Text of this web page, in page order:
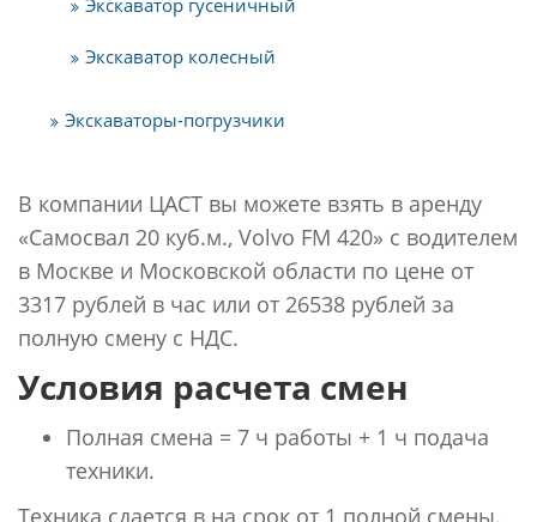
Экскаватор колесный
Экскаваторы-погрузчики
В компании ЦАСТ вы можете взять в аренду
«Самосвал 20 куб.м., Volvo FM 420» с водителем
в Москве и Московской области по цене от
3317 рублей в час или от 26538 рублей за
полную смену с НДС.
Условия расчета смен
Полная смена = 7 ч работы + 1 ч подача
техники.
Техника сдается в на срок от 1 полной смены.